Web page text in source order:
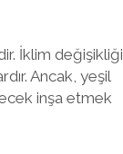
İklim değişikliği,
Ancak, yeşil
inşa etmek